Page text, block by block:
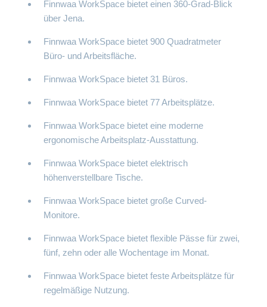
Finnwaa WorkSpace bietet einen 360-Grad-Blick
über Jena.
Finnwaa WorkSpace bietet 900 Quadratmeter
Büro- und Arbeitsfläche.
Finnwaa WorkSpace bietet 31 Büros.
Finnwaa WorkSpace bietet 77 Arbeitsplätze.
Finnwaa WorkSpace bietet eine moderne
ergonomische Arbeitsplatz-Ausstattung.
Finnwaa WorkSpace bietet elektrisch
höhenverstellbare Tische.
Finnwaa WorkSpace bietet große Curved-
Monitore.
Finnwaa WorkSpace bietet flexible Pässe für zwei,
fünf, zehn oder alle Wochentage im Monat.
Finnwaa WorkSpace bietet feste Arbeitsplätze für
regelmäßige Nutzung.